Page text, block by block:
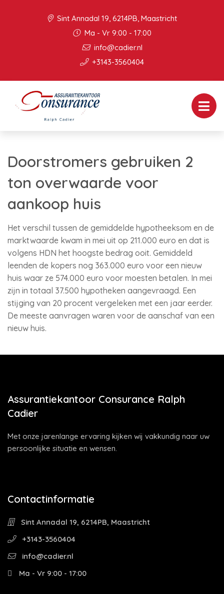
Sint Annadal 19, 6214PB, Maastricht
Ma - Vr 9:00 - 17:00
info@cadier.nl
+3143-3560404
Doorstromers gebruiken 2
ton overwaarde voor
aankoop huis
Het verschil tussen de gemiddelde hypotheeksom en de
marktwaarde kwam in mei uit op 211.000 euro en dat is
volgens HDN het hoogste bedrag ooit. Gemiddeld
leenden de kopers nog 363.000 euro voor een nieuw
huis waar ze 574.000 euro voor moesten betalen. In mei
zijn in totaal 37.500 hypotheken aangevraagd. Een
stijging van 20 procent vergeleken met een jaar eerder.
De meeste aanvragen waren voor de aanschaf van een
nieuw huis.
Assurantiekantoor Consurance Ralph
Cadier
Met onze jarenlange ervaring kijken wij vakkundig naar uw
persoonlijke situatie en wensen.
Contactinformatie
Sint Annadal 19, 6214PB, Maastricht
+3143-3560404
info@cadier.nl
Ma - Vr 9:00 - 17:00